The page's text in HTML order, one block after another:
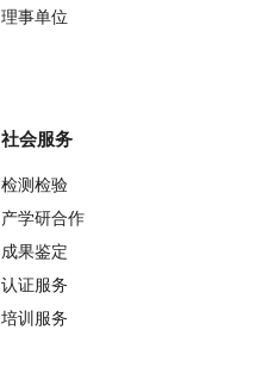
理事单位
社会服务
检测检验
产学研合作
成果鉴定
认证服务
培训服务